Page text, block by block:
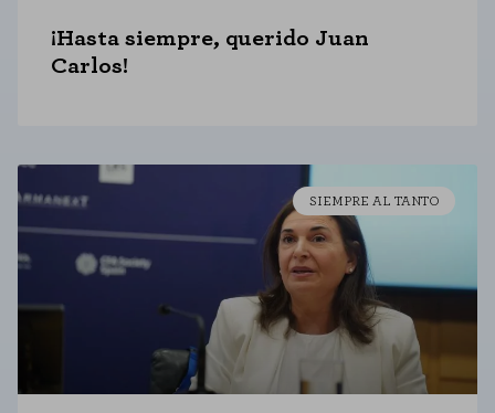
¡Hasta siempre, querido Juan
Carlos!
SIEMPRE AL TANTO